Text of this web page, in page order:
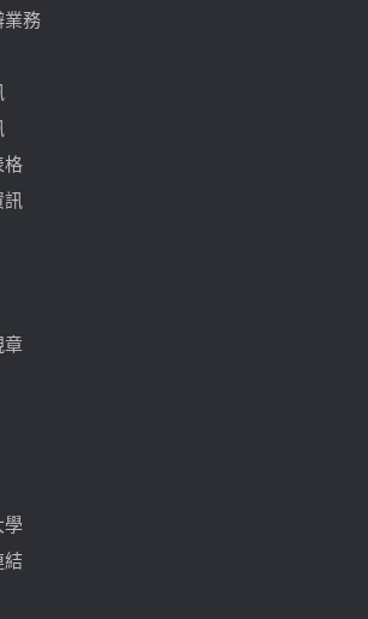
務
格
訊
章
學
結